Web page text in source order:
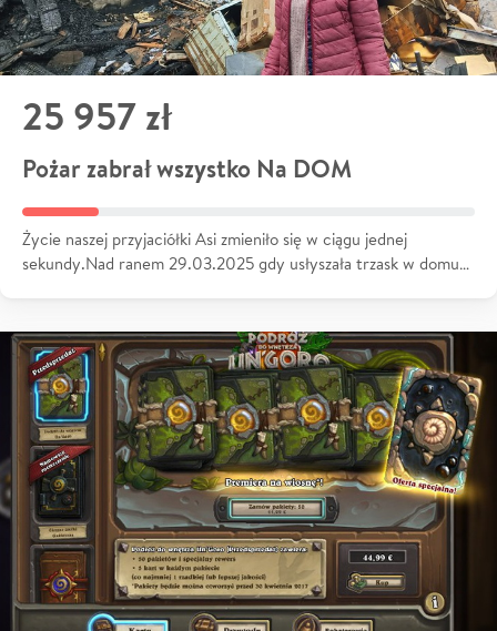
25 957 zł
Pożar zabrał wszystko Na DOM
Życie naszej przyjaciółki Asi zmieniło się w ciągu jednej
sekundy.Nad ranem 29.03.2025 gdy usłyszała trzask w domu…